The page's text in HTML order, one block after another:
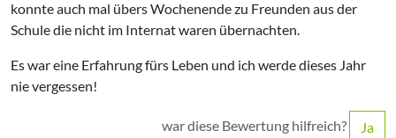
konnte auch mal übers Wochenende zu Freunden aus der
Schule die nicht im Internat waren übernachten.
Es war eine Erfahrung fürs Leben und ich werde dieses Jahr
nie vergessen!
war diese Bewertung hilfreich? Ja